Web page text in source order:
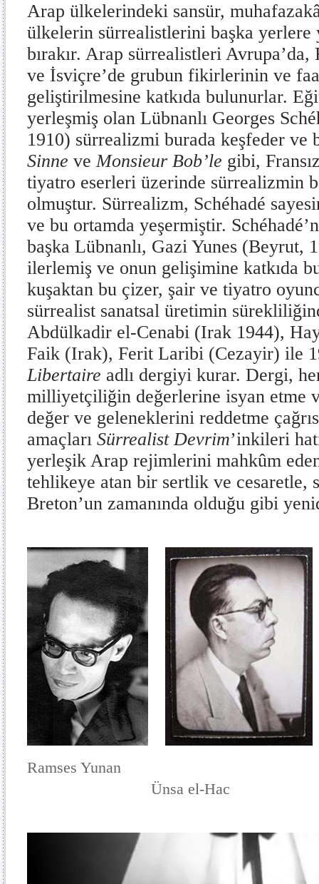
Arap ülkelerindeki sansür,
ülkelerin sürrealistlerini başka yerlere
bırakır. Arap sürrealistleri
ve İsviçre’de grubun fikirlerinin ve
geliştirilmesine katkıda bulunurlar.
yerleşmiş olan Lübnanlı Georges
1910) sürrealizmi burada keşfeder ve
Sinne veMonsieur Bob’le gibi,
tiyatro eserleri üzerinde sürrealizmin
olmuştur. Sürrealizm, Schéhadé
ve bu ortamda yeşermiştir.
başka Lübnanlı, Gazi Yunes (Beyrut,
ilerlemiş ve onun gelişimine katkıda
kuşaktan bu çizer, şair ve tiyatro
sürrealist sanatsal üretimin
Abdülkadir el-Cenabi (Irak 1944),
Faik (Irak), Ferit Laribi (Cezayir) ile
Libertaire adlı dergiyi kurar. Dergi,
milliyetçiliğin değerlerine isyan etme
değer ve geleneklerini reddetme
amaçları Sürrealist Devrim’inkileri
yerleşik Arap rejimlerini mahkûm
tehlikeye atan bir sertlik ve cesaretle,
Breton’un zamanında olduğu gibi
Ramses Yunan
Ünsa el-Hac